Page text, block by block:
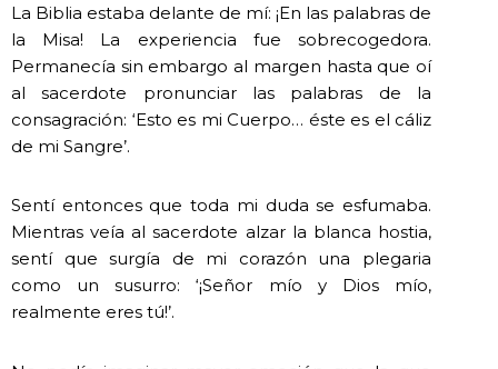
La Biblia estaba delante de mí: ¡En las palabras de
la Misa! La experiencia fue sobrecogedora.
Permanecía sin embargo al margen hasta que oí
al sacerdote pronunciar las palabras de la
consagración: ‘Esto es mi Cuerpo… éste es el cáliz
de mi Sangre’.
Sentí entonces que toda mi duda se esfumaba.
Mientras veía al sacerdote alzar la blanca hostia,
sentí que surgía de mi corazón una plegaria
como un susurro: ‘¡Señor mío y Dios mío,
realmente eres tú!’.